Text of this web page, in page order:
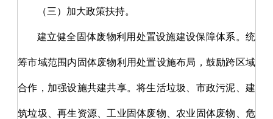
（三）加大政策扶持。
建立健全固体废物利用处置设施建设保障体系。统
筹市域范围内固体废物利用处置设施布局，鼓励跨区域
合作，加强设施共建共享。将生活垃圾、市政污泥、建
筑垃圾、再生资源、工业固体废物、农业固体废物、危